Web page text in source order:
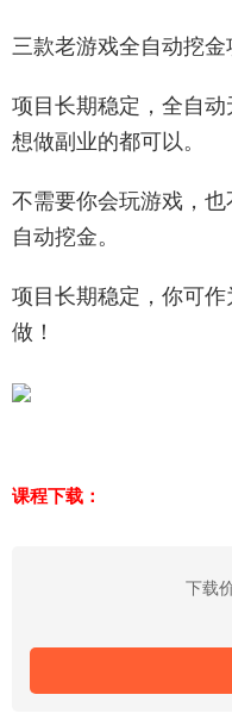
三款老游戏全自动挖
项目长期稳定，全自动
想做副业的都可以。
不需要你会玩游戏，
自动挖金。
项目长期稳定，你可
做！
课程下载：
下载